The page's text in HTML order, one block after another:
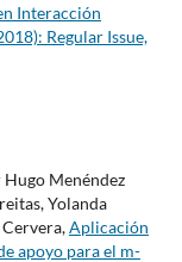
Interacción
Regular Issue,
Menéndez
Yolanda
Aplicación
apoyo para el m-